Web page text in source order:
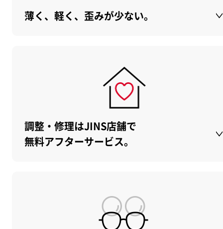
薄く、軽く、歪みが少ない。
調整・修理はJINS店舗で
無料アフターサービス。